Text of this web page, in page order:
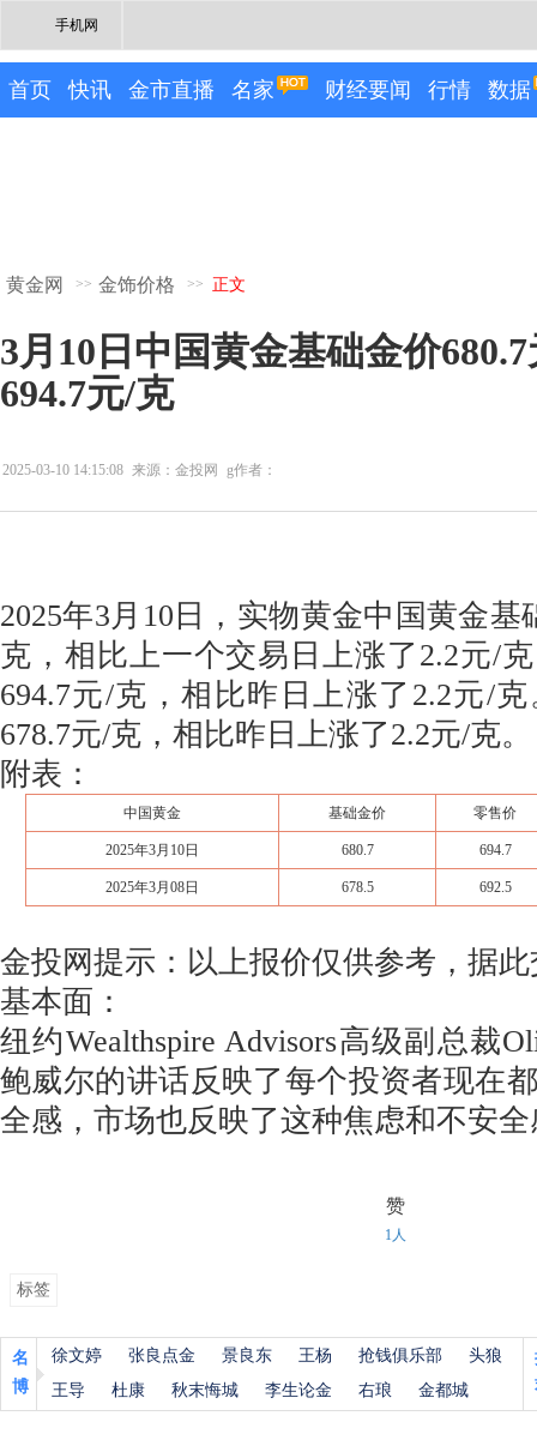
手机网
首页 快讯 金市直播 名家 财经要闻 行情 数据
黄金网 >> 金饰价格 >> 正文
3月10日中国黄金基础金价
694.7元/克
2025-03-10 14:15:08 来源：金投网 g作者：
2025年3月10日，实物黄金中国黄金基
克，相比上一个交易日上涨了2.2元/
694.7元/克，相比昨日上涨了2.2元/
678.7元/克，相比昨日上涨了2.2元/克。
附表：
中国黄金 基础金价 零售价
2025年3月10日 680.7 694.7
2025年3月08日 678.5 692.5
金投网提示：以上报价仅供参考，据
基本面：
纽约Wealthspire Advisors高级副总裁
鲍威尔的讲话反映了每个投资者现在
全感，市场也反映了这种焦虑和不安
赞
1人
标签
名
博
徐文婷 张良点金 景良东 王杨 抢钱俱乐部
头狼
王导
杜康 秋末悔城 李生论金 右琅 金都城